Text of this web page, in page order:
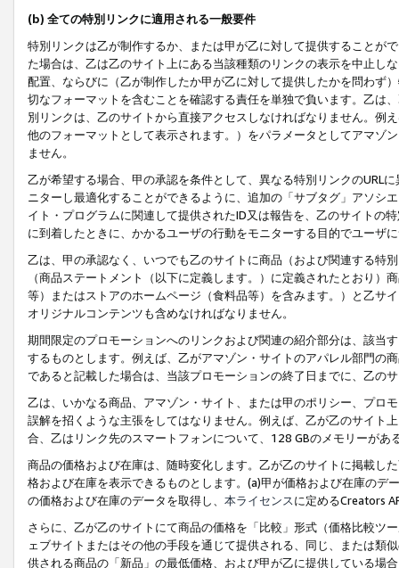
(b) 全ての特別リンクに適用される一般要件
特別リンクは乙が制作するか、または甲が乙に対して提供することが
た場合は、乙は乙のサイト上にある当該種類のリンクの表示を中止し
配置、ならびに（乙が制作したか甲が乙に対して提供したかを問わず
切なフォーマットを含むことを確認する責任を単独で負います。乙は
別リンクは、乙のサイトから直接アクセスしなければなりません。例
他のフォーマットとして表示されます。）をパラメータとしてアマゾ
ません。
乙が希望する場合、甲の承認を条件として、異なる特別リンクのURL
ニターし最適化することができるように、追加の「サブタグ」アソシ
イト・プログラムに関連して提供されたID又は報告を、乙のサイトの
に到着したときに、かかるユーザの行動をモニターする目的でユーザ
乙は、甲の承認なく、いつでも乙のサイトに商品（および関連する特
（商品ステートメント（以下に定義します。）に定義されたとおり
等）またはストアのホームページ（食料品等）を含みます。）と乙サ
オリジナルコンテンツも含めなければなりません。
期間限定のプロモーションへのリンクおよび関連の紹介部分は、該当
するものとします。例えば、乙がアマゾン・サイトのアパレル部門の
であると記載した場合は、当該プロモーションの終了日までに、乙の
乙は、いかなる商品、アマゾン・サイト、または甲のポリシー、プロ
誤解を招くような主張をしてはなりません。例えば、乙が乙のサイト
合、乙はリンク先のスマートフォンについて、128 GBのメモリーがあ
商品の価格および在庫は、随時変化します。乙が乙のサイトに掲載し
格および在庫を表示できるものとします。(a)甲が価格および在庫の
の価格および在庫のデータを取得し、 本ライセンスに定めるCreators
さらに、乙が乙のサイトにて商品の価格を「比較」形式（価格比較ツ
ェブサイトまたはその他の手段を通じて提供される、同じ、または類
供される商品の「新品」の最低価格、および甲が乙に提供している場